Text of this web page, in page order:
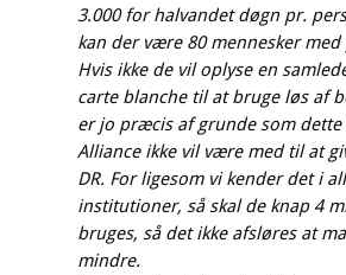
3.000 for halvandet døgn pr.
kan der være 80 mennesker med
Hvis ikke de vil oplyse en
carte blanche til at bruge løs af
er jo præcis af grunde som dette
Alliance ikke vil være med til at
DR. For ligesom vi kender det i
institutioner, så skal de knap 4
bruges, så det ikke afsløres at
mindre.